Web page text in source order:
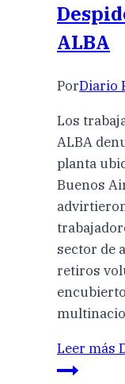
ALBA
PorDiario
Los
ALBA
planta
Buenos
sector de
retiros
Leer más